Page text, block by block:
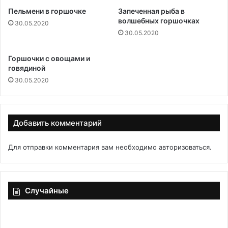
Пельмени в горшочке
30.05.2020
Запеченная рыба в
волшебных горшочках
30.05.2020
Горшочки с овощами и
говядиной
30.05.2020
Добавить комментарий
Для отправки комментария вам необходимо авторизоваться.
Случайные